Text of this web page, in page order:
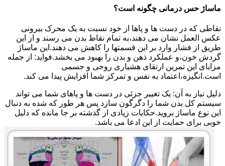
ماساژ حس درمانی چگونه است؟
نقاطی که در دست ها و پاها از خود نسبت به یک محرک بیرونی
عکس العمل نشان می دهند،به تمام نقاط بدن می رسند و از این
طریق از فشار وارد بر این قسمتها را کاهش می دهند.این ماساژ
گردش خون،و عملکرد ذهن و بدن را بهبود می بخشد.فواید: از جمله
مزایای این تمرین ارتقای هشیاری روحی و جسمی
است.انگیزه،اعتماد به نفس و تمرکز شما افزایش پیدا می کند.
دلیل نیاز به آن: یک تغییر جزئی در دست ها و پاهای شما می تواند
سیستم کل بدن شما را دگرگون سازد پس هر طور که شده به دنبال
این نوع ماساژ بروید.حکایات زیادی از گذشته بر جا مانده که دلیل
خوبی برای حمایت از این ادعا می باشد.